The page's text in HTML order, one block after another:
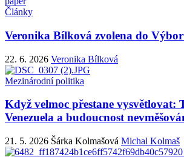
Články
Veronika Bílková zvolena do
22. 6. 2026 Veronika Bílková
Mezinárodní politika
Když velmoc přestane vysvětlovat:
Venezuela a budoucnost
21. 5. 2026 Šárka Kolmašová Michal Kolmaš